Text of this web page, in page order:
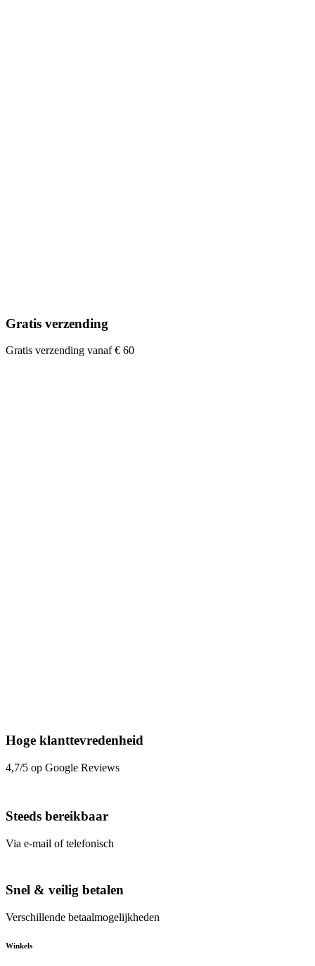
Gratis verzending
Gratis verzending vanaf € 60
Hoge klanttevredenheid
4,7/5 op Google Reviews
Steeds bereikbaar
Via e-mail of telefonisch
Snel & veilig betalen
Verschillende betaalmogelijkheden
Winkels